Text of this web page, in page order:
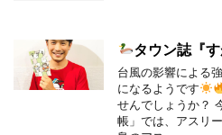
タウン誌『
台風の影響による
になるようです
せんでしょうか？
帳」では、アスリ